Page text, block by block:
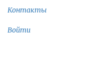
Контакты
Войти